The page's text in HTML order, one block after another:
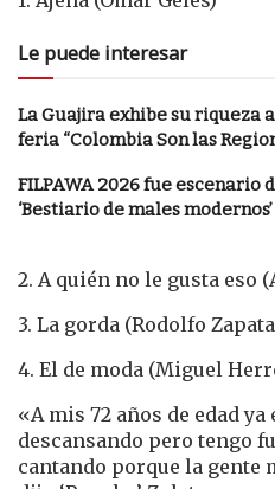
Le puede interesar
La Guajira exhibe su riqueza
feria “Colombia Son las
FILPAWA 2026 fue escenario
‘Bestiario de males modernos’
2. A quién no le gusta eso
3. La gorda (Rodolfo
4. El de moda (Miguel
«A mis 72 años de edad
descansando pero tengo
cantando porque la gente